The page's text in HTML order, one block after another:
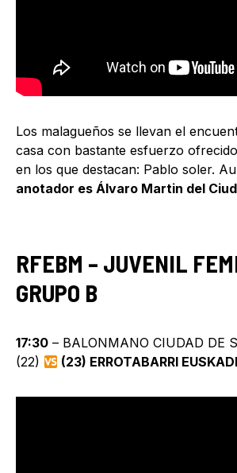
Los malagueños se llevan el
casa con bastante esfuerzo
en los que destacan: Pablo soler.
anotador es Álvaro Martin del
RFEBM – JUVENIL
GRUPO B
17:30 – BALONMANO CIUDAD DE
(22)
(23) ERROTABARRI EUSKADI